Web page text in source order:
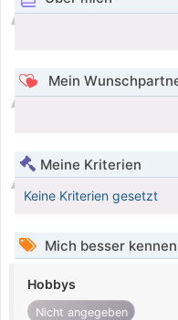
Mein
Meine Kriterien
Keine Kriterien gesetzt
Mich besser
Hobbys
Nicht angegeben